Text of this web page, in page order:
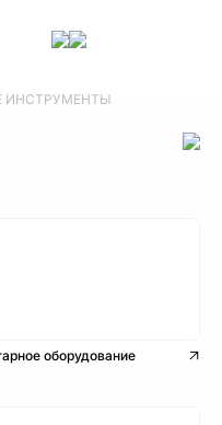
ИНСТРУМЕНТЫ
оборудование